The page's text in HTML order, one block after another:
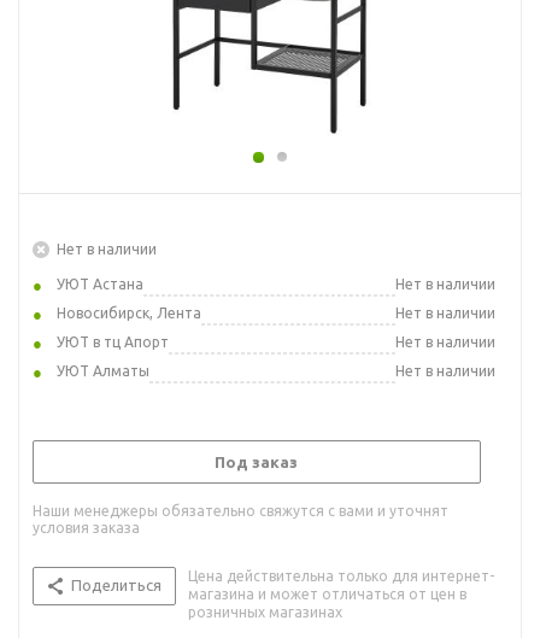
Нет в наличии
УЮТ Астана
Нет в наличии
Новосибирск, Лента
Нет в наличии
УЮТ в тц Апорт
Нет в наличии
УЮТ Алматы
Нет в наличии
Под заказ
Наши менеджеры обязательно свяжутся с вами и уточнят
условия заказа
Поделиться
Цена действительна только для интернет-
магазина и может отличаться от цен в
розничных магазинах